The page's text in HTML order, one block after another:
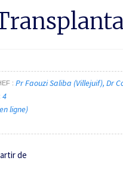
Pr Faouzi Saliba (Villejuif), Dr
4
ligne)
de